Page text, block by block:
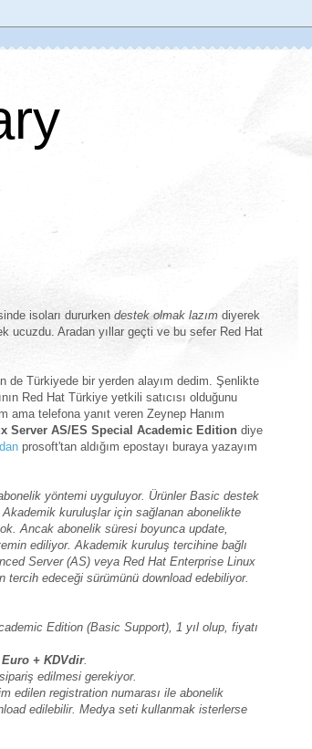
isoları dururken destek olmak lazım diyerek
ucuzdu. Aradan yıllar geçti ve bu sefer Red Hat
de Türkiyede bir yerden alayım dedim. Şenlikte
Red Hat Türkiye yetkili satıcısı olduğunu
ama telefona yanıt veren Zeynep Hanım
Server AS/ES Special Academic Edition diye
prosoft'tan aldığım epostayı buraya yazayım
yöntemi uyguluyor. Ürünler Basic destek
kuruluşlar için sağlanan abonelikte
Ancak abonelik süresi boyunca update,
ediliyor. Akademik kuruluş tercihine bağlı
Server (AS) veya Red Hat Enterprise Linux
edeceği sürümünü download edebiliyor.
Edition (Basic Support), 1 yıl olup, fiyatı
Euro + KDVdir.
edilmesi gerekiyor.
edilen registration numarası ile abonelik
edilebilir. Medya seti kullanmak isterlerse